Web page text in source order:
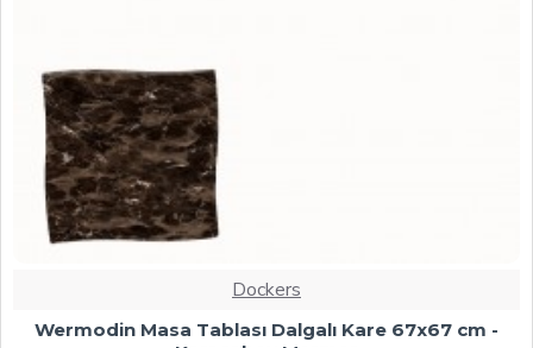
Dockers
Werzalit, Allzalit veya Wermodin Masa Tablası